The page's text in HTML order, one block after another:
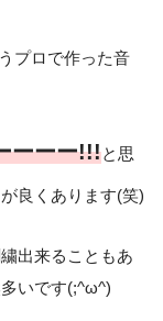
プロで作った音
ーーー!!!と思
良くあります(笑)
出来ることもあ
いです(;^ω^)